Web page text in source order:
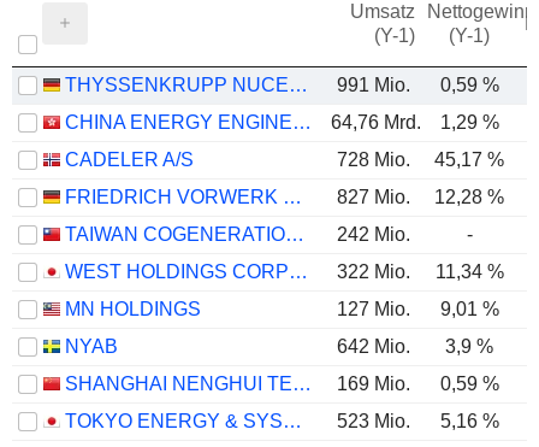
Umsatz
(Y-1)
Nettogewinn
(Y-1)
THYSSENKRUPP NUCERA AG & CO. KGAA 991 Mio. 0,59 %
CHINA ENERGY ENGINEERING CORPORATION LIMITED
64,76 Mrd. 1,29 %
CADELER A/S
728 Mio. 45,17 %
FRIEDRICH VORWERK GROUP SE
827 Mio. 12,28 %
TAIWAN COGENERATION CORPORATION
242 Mio.
-
WEST HOLDINGS CORPORATION
322 Mio. 11,34 %
MN HOLDINGS
127 Mio. 9,01 %
NYAB
642 Mio.
3,9 %
SHANGHAI NENGHUI TECHNOLOGY CO.,LTD.
169 Mio. 0,59 %
TOKYO ENERGY & SYSTEMS INC.
523 Mio.
5,16 %